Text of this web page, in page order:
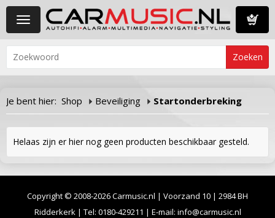
Toggle
navigation
Je bent hier: Shop Beveiliging Startonderbreking
Helaas zijn er hier nog geen producten beschikbaar gesteld.
Copyright © 2008-2026 Carmusic.nl | Voorzand 10 | 2984 BH
Ridderkerk | Tel: 0180-429211 | E-mail: info@carmusic.nl